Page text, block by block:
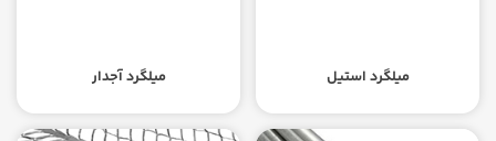
میلگرد استیل میلگرد آجدار